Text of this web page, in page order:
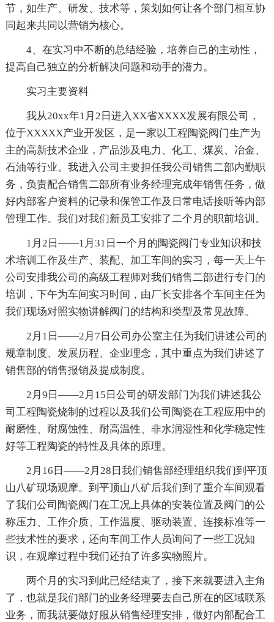
节，如生产、研发、技术等，策划如何让各个部门相互协
同起来共同以营销为核心。
4、在实习中不断的总结经验，培养自己的主动性，
提高自己独立的分析解决问题和动手的潜力。
实习主要资料
我从20xx年1月2日进入XX省XXXX发展有限公司，
位于XXXXX产业开发区，是一家以工程陶瓷阀门生产为
主的高新技术企业，产品涉及电力、化工、煤炭、冶金、
石油等行业。我进入公司主要担任我公司销售二部内勤职
务，负责配合销售二部所有业务经理完成年销售任务，做
好内部客户资料的记录和保管工作及日常电话接听等内部
管理工作。我们对我们新员工安排了二个月的职前培训。
1月2日——1月31日一个月的陶瓷阀门专业知识和技
术培训工作及生产、装配、加工车间的实习，每一天上午
公司安排我公司的高级工程师对我们销售二部进行专门的
培训，下午为车间实习时间，由厂长安排各个车间主任为
我们现场对照实物讲解阀门的结构和类型及常见故障。
2月1日——2月7日公司办公室主任为我们讲述公司的
规章制度、发展历程、企业理念，其中重点为我们讲述了
销售部的销售报销及提成制度。
2月9日——2月15日公司的研发部门为我们讲述我公
司工程陶瓷烧制的过程以及我们公司陶瓷在工程应用中的
耐磨性、耐腐蚀性、耐高温性、非水润湿性和化学稳定性
好等工程陶瓷的特性及具体的原理。
2月16日——2月28日我们销售部经理组织我们到平顶
山八矿现场观摩。到平顶山八矿后我们到了重介车间观看
了我们公司陶瓷阀门在工况上具体的安装位置及阀门的公
称压力、工作介质、工作温度、驱动装置、连接标准等一
些技术性的要求，还向车间工作人员询问了一些工况知
识，在观摩过程中我们还拍了许多实物照片。
两个月的实习到此已经结束了，接下来就要进入主角
了，也就是我们部门的业务经理要去自己所在的区域联系
业务，而我就要做好服从销售经理安排，做好内部配合工